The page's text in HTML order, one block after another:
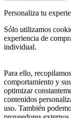
Personaliza tu
Sólo utilizamos
experiencia de
individual.
Para ello,
comportamiento y
optimizar
contenidos
uso. También